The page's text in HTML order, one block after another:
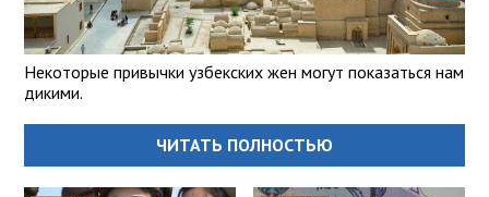
Некоторые привычки узбекских жен могут показаться нам
дикими.
ЧИТАТЬ ПОЛНОСТЬЮ